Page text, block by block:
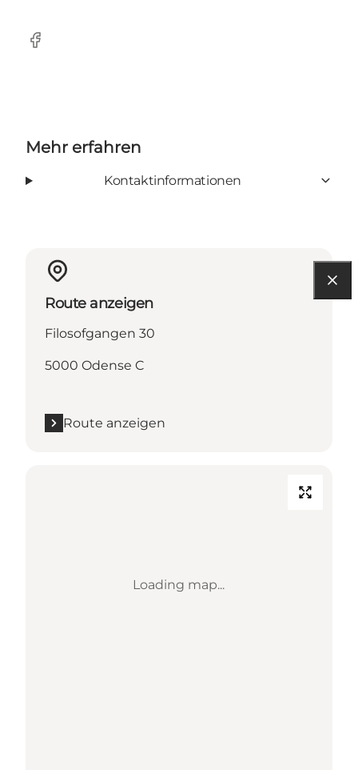
Facebook
Mehr erfahren
Kontaktinformationen
Route anzeigen
Filosofgangen 30
5000 Odense C
Route anzeigen
Loading map...